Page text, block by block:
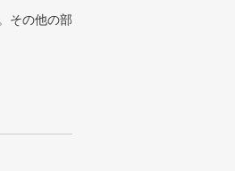
その他の部